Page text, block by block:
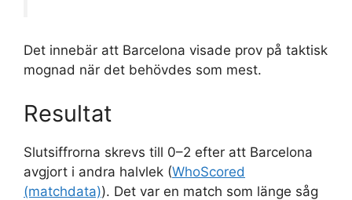
Det innebär att Barcelona visade prov på taktisk
mognad när det behövdes som mest.
Resultat
Slutsiffrorna skrevs till 0–2 efter att Barcelona
avgjort i andra halvlek (WhoScored
(matchdata)). Det var en match som länge såg